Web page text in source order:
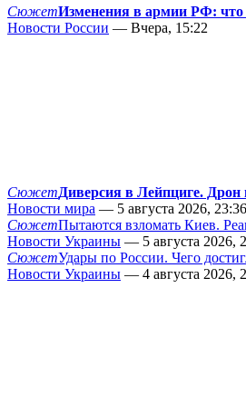
СюжетИзменения в армии РФ: что
Новости России — Вчера, 15:22
СюжетДиверсия в Лейпциге. Дрон
Новости мира — 5 августа 2026, 23:36
СюжетПытаются взломать Киев.
Новости Украины — 5 августа 2026,
СюжетУдары по России. Чего
Новости Украины — 4 августа 2026,